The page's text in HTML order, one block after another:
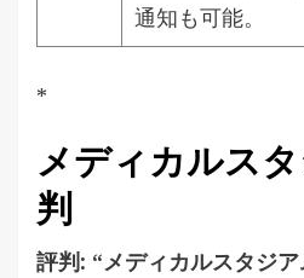
通知も可能。
*
メディカルス
判
評判: “メディカルスタジ